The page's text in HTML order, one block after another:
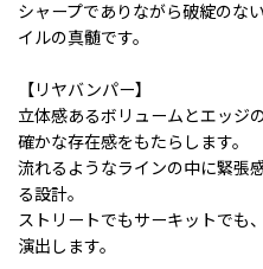
シャープでありながら破綻のな
イルの真髄です。
【リヤバンパー】
立体感あるボリュームとエッジ
確かな存在感をもたらします。
流れるようなラインの中に緊張
る設計。
ストリートでもサーキットでも
演出します。